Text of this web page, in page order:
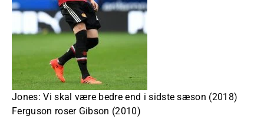
Jones: Vi skal være bedre end i sidste sæson (2018)
Ferguson roser Gibson (2010)